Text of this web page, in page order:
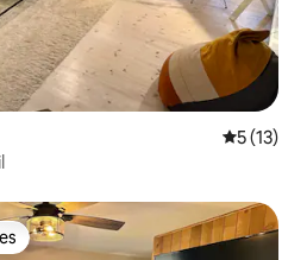
5 de uma
5 (13)
dos hóspedes